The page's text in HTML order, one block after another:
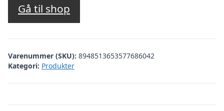
Gå til shop
Varenummer (SKU): 8948513653577686042
Kategori: Produkter